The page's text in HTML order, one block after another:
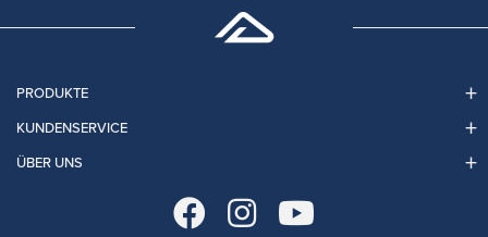
PRODUKTE
KUNDENSERVICE
ÜBER UNS